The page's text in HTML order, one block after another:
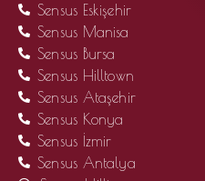
Sensus Eskişehir
Sensus Manisa
Sensus Bursa
Sensus Hilltown
Sensus Ataşehir
Sensus Konya
Sensus İzmir
Sensus Antalya